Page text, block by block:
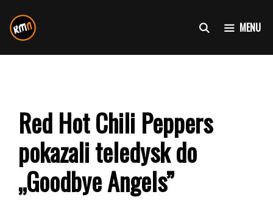
do
treści
MENU
Red Hot Chili Peppers
pokazali teledysk do
„Goodbye Angels”